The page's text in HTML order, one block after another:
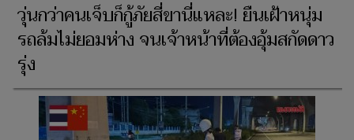
วุ่นกว่าคนเจ็บก็กู้ภัยสี่ขานี่แหละ! ยืนเฝ้าหนุ่ม
รถล้มไม่ยอมห่าง จนเจ้าหน้าที่ต้องอุ้มสกัดดาว
รุ่ง